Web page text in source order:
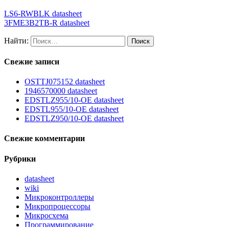
LS6-RWBLK datasheet
3FME3B2TB-R datasheet
Найти:
Свежие записи
OSTTJ075152 datasheet
1946570000 datasheet
EDSTLZ955/10-OE datasheet
EDSTL955/10-OE datasheet
EDSTLZ950/10-OE datasheet
Свежие комментарии
Рубрики
datasheet
wiki
Микроконтроллеры
Микропроцессоры
Микросхема
Программирование